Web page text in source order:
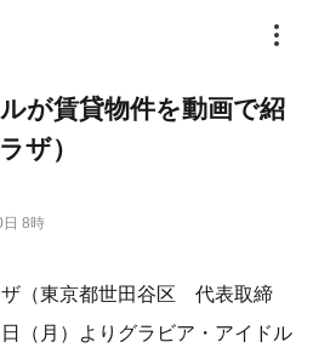
8時
が賃貸物件を動画で紹
ザ）
（東京都世田谷区 代表取締
月）よりグラビア・アイドル